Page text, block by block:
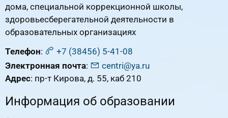
дома, специальной коррекционной школы,
здоровьесберегательной деятельности в
образовательных организациях
Телефон:
+7 (38456) 5-41-08
Электронная почта:
centri@ya.ru
Адрес: пр-т Кирова, д. 55, каб 210
Информация об образовании